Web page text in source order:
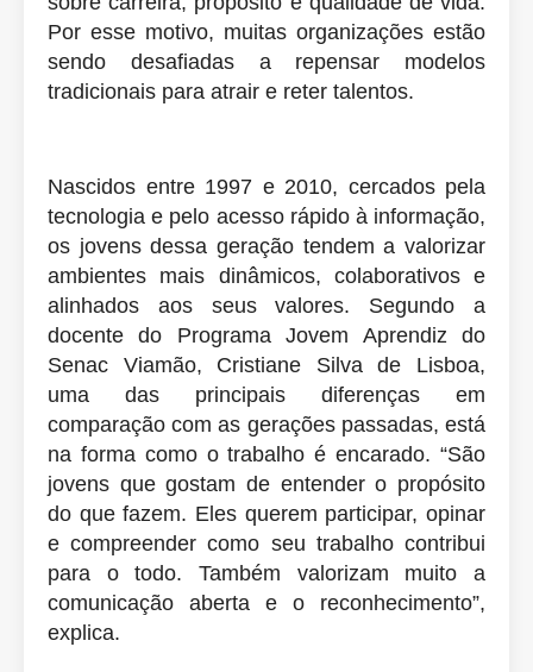
Por esse motivo, muitas organizações estão
sendo desafiadas a repensar modelos
tradicionais para atrair e reter talentos.
Nascidos entre 1997 e 2010, cercados pela
tecnologia e pelo acesso rápido à informação,
os jovens dessa geração tendem a valorizar
ambientes mais dinâmicos, colaborativos e
alinhados aos seus valores. Segundo a
docente do Programa Jovem Aprendiz do
Senac Viamão, Cristiane Silva de Lisboa,
uma das principais diferenças em
comparação com as gerações passadas, está
na forma como o trabalho é encarado. “São
jovens que gostam de entender o propósito
do que fazem. Eles querem participar, opinar
e compreender como seu trabalho contribui
para o todo. Também valorizam muito a
comunicação aberta e o reconhecimento”,
explica.